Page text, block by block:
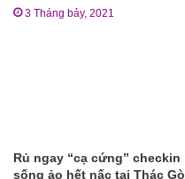
3 Tháng bảy, 2021
Rủ ngay “cạ cứng” checkin
sống ảo hết nấc tại Thác Gò